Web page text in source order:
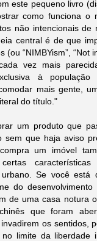
este pequeno livro
como funciona o
não intencionais de
central é de que
(ou “NIMBYism”, “Not
vez mais
à
mais gente,
do título."
um produto que
sem que haja aviso
um imóvel
urbano. Se você está
do
de uma casa notura
que foram
os sentidos,
limite da liberdade